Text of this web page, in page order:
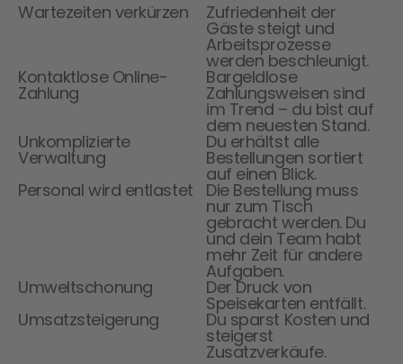
Wartezeiten verkürzen Zufriedenheit der
Gäste steigt und
Arbeitsprozesse
werden beschleunigt.
Kontaktlose Online-
Zahlung
Bargeldlose
Zahlungsweisen sind
im Trend – du bist auf
dem neuesten Stand.
Unkomplizierte
Verwaltung
Du erhältst alle
Bestellungen sortiert
auf einen Blick.
Personal wird entlastet Die Bestellung muss
nur zum Tisch
gebracht werden. Du
und dein Team habt
mehr Zeit für andere
Aufgaben.
Umweltschonung Der Druck von
Speisekarten entfällt.
Umsatzsteigerung Du sparst Kosten und
steigerst
Zusatzverkäufe.